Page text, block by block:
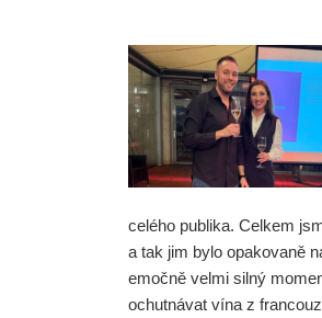
celého publika. Celkem
a tak jim bylo opakovaně
emočně velmi silný
ochutnávat vína z